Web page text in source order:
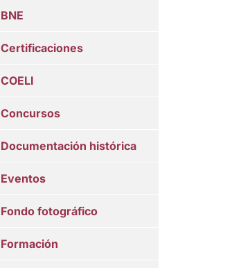
BNE
Certificaciones
COELI
Concursos
Documentación histórica
Eventos
Fondo fotográfico
Formación